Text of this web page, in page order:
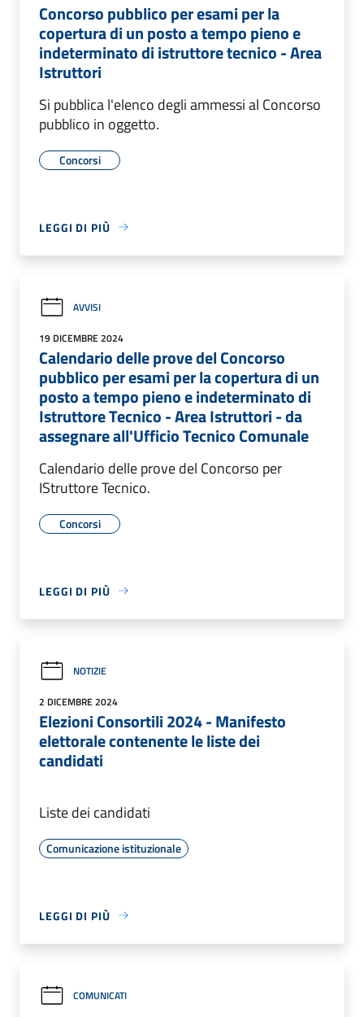
Concorso pubblico per esami per la
copertura di un posto a tempo pieno e
indeterminato di istruttore tecnico - Area
Istruttori
Si pubblica l'elenco degli ammessi al Concorso
pubblico in oggetto.
Concorsi
LEGGI DI PIÙ
AVVISI
19 DICEMBRE 2024
Calendario delle prove del Concorso
pubblico per esami per la copertura di un
posto a tempo pieno e indeterminato di
Istruttore Tecnico - Area Istruttori - da
assegnare all'Ufficio Tecnico Comunale
Calendario delle prove del Concorso per
IStruttore Tecnico.
Concorsi
LEGGI DI PIÙ
NOTIZIE
2 DICEMBRE 2024
Elezioni Consortili 2024 - Manifesto
elettorale contenente le liste dei
candidati
Liste dei candidati
Comunicazione istituzionale
LEGGI DI PIÙ
COMUNICATI